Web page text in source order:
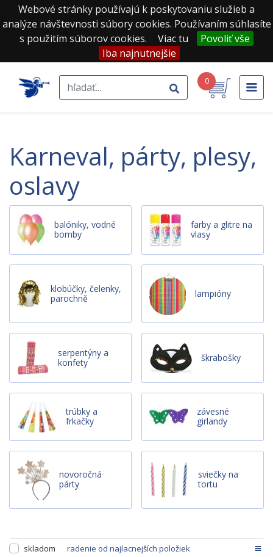
Webové stránky používajú k poskytovaniu služieb a
analýze návštevnosti súbory cookies. Používaním súhlasíte
s použitím súborov cookies.
Viac tu
Povoliť vše
Iba najnutnejšie
0
karneval, párty, plesy,
oslavy
balóniky, vodné
bomby
farby a glitre na
vlasy
klobúčky, čelenky,
parochně
lampióny
serpentýny a
konfety
škrabošky
trúbky a
frkačky
závesné
girlandy
novoročná
párty
sviečky na
tortu
skladom
radenie od najlacnejších položiek